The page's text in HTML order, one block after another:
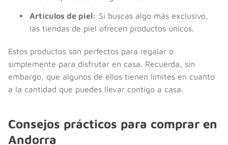
Artículos de piel: Si buscas algo más exclusivo,
las tiendas de piel ofrecen productos únicos.
Estos productos son perfectos para regalar o
simplemente para disfrutar en casa. Recuerda, sin
embargo, que algunos de ellos tienen límites en cuanto
a la cantidad que puedes llevar contigo a casa.
Consejos prácticos para comprar en
Andorra